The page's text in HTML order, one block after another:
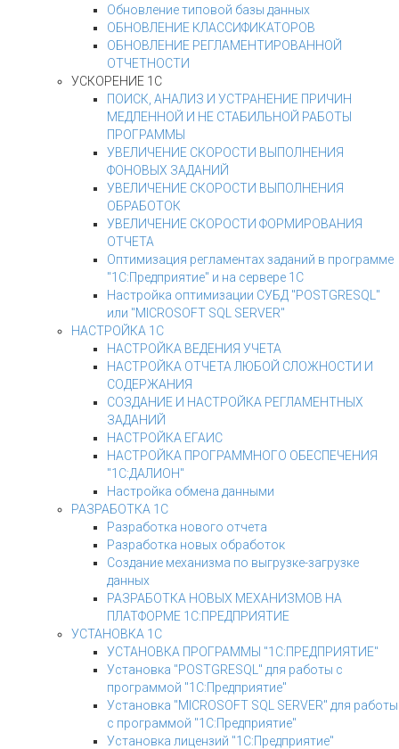
Обновление типовой базы данных
ОБНОВЛЕНИЕ КЛАССИФИКАТОРОВ
ОБНОВЛЕНИЕ РЕГЛАМЕНТИРОВАННОЙ
ОТЧЕТНОСТИ
УСКОРЕНИЕ 1С
ПОИСК, АНАЛИЗ И УСТРАНЕНИЕ ПРИЧИН
МЕДЛЕННОЙ И НЕ СТАБИЛЬНОЙ РАБОТЫ
ПРОГРАММЫ
УВЕЛИЧЕНИЕ СКОРОСТИ ВЫПОЛНЕНИЯ
ФОНОВЫХ ЗАДАНИЙ
УВЕЛИЧЕНИЕ СКОРОСТИ ВЫПОЛНЕНИЯ
ОБРАБОТОК
УВЕЛИЧЕНИЕ СКОРОСТИ ФОРМИРОВАНИЯ
ОТЧЕТА
Оптимизация регламентах заданий в программе
"1С:Предприятие" и на сервере 1С
Настройка оптимизации СУБД "POSTGRESQL"
или "MICROSOFT SQL SERVER"
НАСТРОЙКА 1С
НАСТРОЙКА ВЕДЕНИЯ УЧЕТА
НАСТРОЙКА ОТЧЕТА ЛЮБОЙ СЛОЖНОСТИ И
СОДЕРЖАНИЯ
СОЗДАНИЕ И НАСТРОЙКА РЕГЛАМЕНТНЫХ
ЗАДАНИЙ
НАСТРОЙКА ЕГАИС
НАСТРОЙКА ПРОГРАММНОГО ОБЕСПЕЧЕНИЯ
"1С:ДАЛИОН"
Настройка обмена данными
РАЗРАБОТКА 1С
Разработка нового отчета
Разработка новых обработок
Создание механизма по выгрузке-загрузке
данных
РАЗРАБОТКА НОВЫХ МЕХАНИЗМОВ НА
ПЛАТФОРМЕ 1С:ПРЕДПРИЯТИЕ
УСТАНОВКА 1С
УСТАНОВКА ПРОГРАММЫ "1С:ПРЕДПРИЯТИЕ"
Установка "POSTGRESQL" для работы с
программой "1С:Предприятие"
Установка "MICROSOFT SQL SERVER" для работы
с программой "1С:Предприятие"
Установка лицензий "1С:Предприятие"